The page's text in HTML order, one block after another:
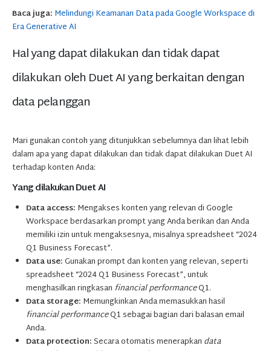
Baca juga: Melindungi Keamanan Data pada Google Workspace di
Era Generative AI
Hal yang dapat dilakukan dan tidak dapat
dilakukan oleh Duet AI yang berkaitan dengan
data pelanggan
Mari gunakan contoh yang ditunjukkan sebelumnya dan lihat lebih
dalam apa yang dapat dilakukan dan tidak dapat dilakukan Duet AI
terhadap konten Anda:
Yang dilakukan Duet AI
Data access: Mengakses konten yang relevan di Google
Workspace berdasarkan prompt yang Anda berikan dan Anda
memiliki izin untuk mengaksesnya, misalnya spreadsheet “2024
Q1 Business Forecast”.
Data use:Gunakan prompt dan konten yang relevan, seperti
spreadsheet “2024 Q1 Business Forecast”, untuk
menghasilkan ringkasan financial performanceQ1.
Data storage: Memungkinkan Anda memasukkan hasil
financial performanceQ1 sebagai bagian dari balasan email
Anda.
Data protection:Secara otomatis menerapkan data